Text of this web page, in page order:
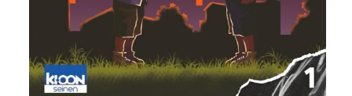
Prix en Magasin : 13.70 CHF
A silent Voice